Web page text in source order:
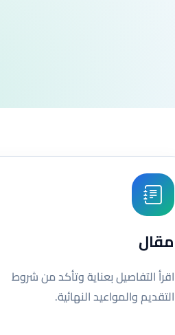
مقال
اقرأ التفاصيل بعناية وتأكد من شروط
التقديم والمواعيد النهائية.